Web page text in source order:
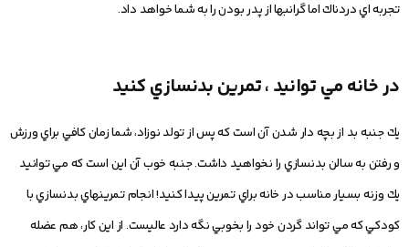
تجربه اي دردناك اما گرانبها از پدر بودن را به شما خواهد داد.
در خانه مي توانيد ، تمرين بدنسازي كنيد
يك جنبه بد از بچه دار شدن آن است كه پس از تولد نوزاد، شما زمان كافي براي ورزش
و رفتن به سالن بدنسازي را نخواهيد داشت. جنبه خوب آن اين است كه مي توانيد
يك وزنه بسيار مناسب در خانه براي تمرين پيدا كنيد! انجام تمرينهاي بدنسازي با
كودكي كه مي تواند گردن خود را بخوبي نگه دارد عاليست. از اين كار، هم عضله